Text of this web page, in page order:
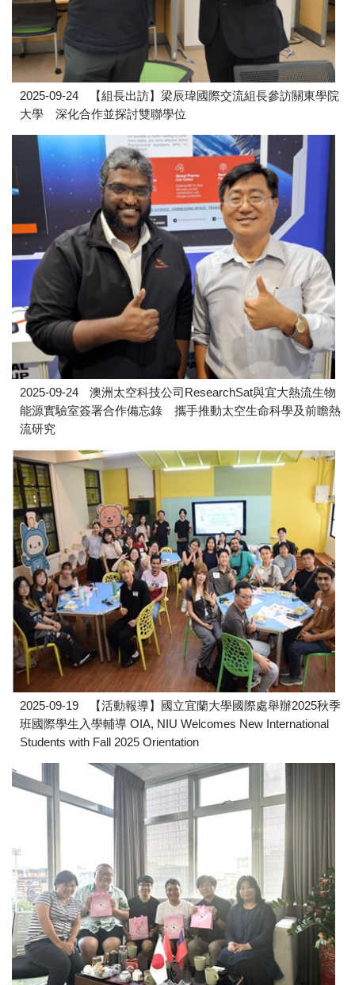
2025-09-24
【組長出訪】梁辰瑋國際交流組長參訪關東學院
大學 深化合作並探討雙聯學位
2025-09-24
澳洲太空科技公司ResearchSat與宜大熱流生物
能源實驗室簽署合作備忘錄 攜手推動太空生命科學及前瞻熱
流研究
2025-09-19
【活動報導】國立宜蘭大學國際處舉辦2025秋季
班國際學生入學輔導 OIA, NIU Welcomes New International
Students with Fall 2025 Orientation